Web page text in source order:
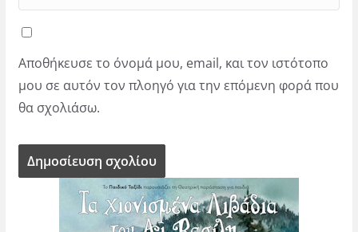
Αποθήκευσε το όνομά μου, email, και τον ιστότοπο
μου σε αυτόν τον πλοηγό για την επόμενη φορά που
θα σχολιάσω.